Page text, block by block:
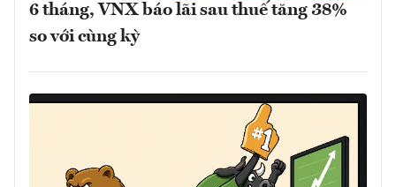
6 tháng, VNX báo lãi sau thuế tăng 38%
so với cùng kỳ